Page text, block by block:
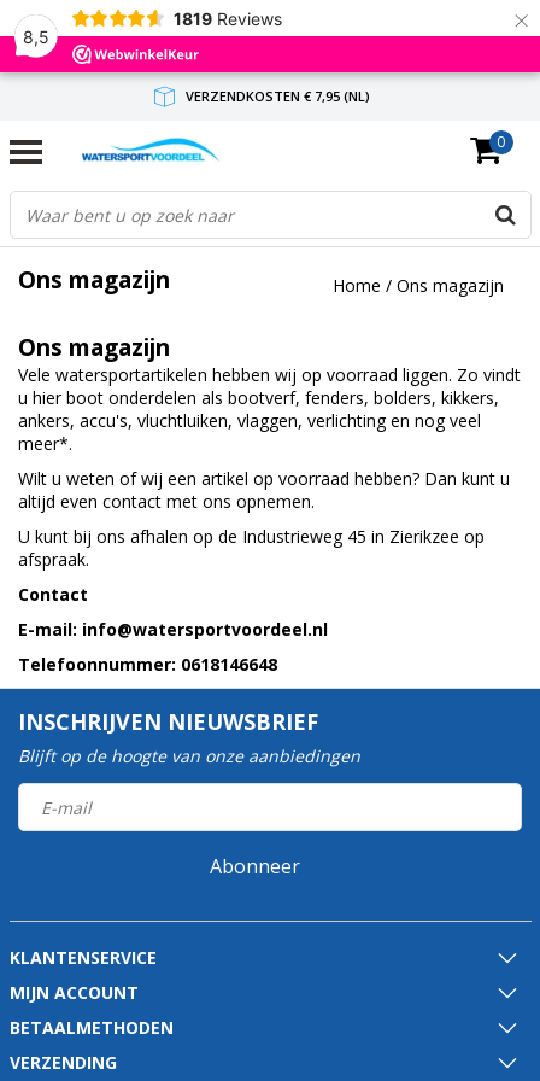
8,5
1819 Reviews ×
VERZENDKOSTEN € 7,95 (NL)
GRATIS VERZENDING(NL) VANAF € 65,-
BINNEN 1-3 WERKDAGEN ANTWOORD
0
Ons magazijn Home / Ons magazijn
Ons magazijn
Vele watersportartikelen hebben wij op voorraad liggen. Zo vindt
u hier boot onderdelen als bootverf, fenders, bolders, kikkers,
ankers, accu's, vluchtluiken, vlaggen, verlichtingen nog veel
meer*.
Wilt u weten of wij een artikel op voorraad hebben? Dan kunt u
altijd even contact met ons opnemen.
U kunt bij ons afhalen op de Industrieweg 45 in Zierikzee op
afspraak.
Contact
E-mail: info@watersportvoordeel.nl
Telefoonnummer: 0618146648
INSCHRIJVEN NIEUWSBRIEF
Blijft op de hoogte van onze aanbiedingen
Abonneer
KLANTENSERVICE
MIJN ACCOUNT
BETAALMETHODEN
VERZENDING